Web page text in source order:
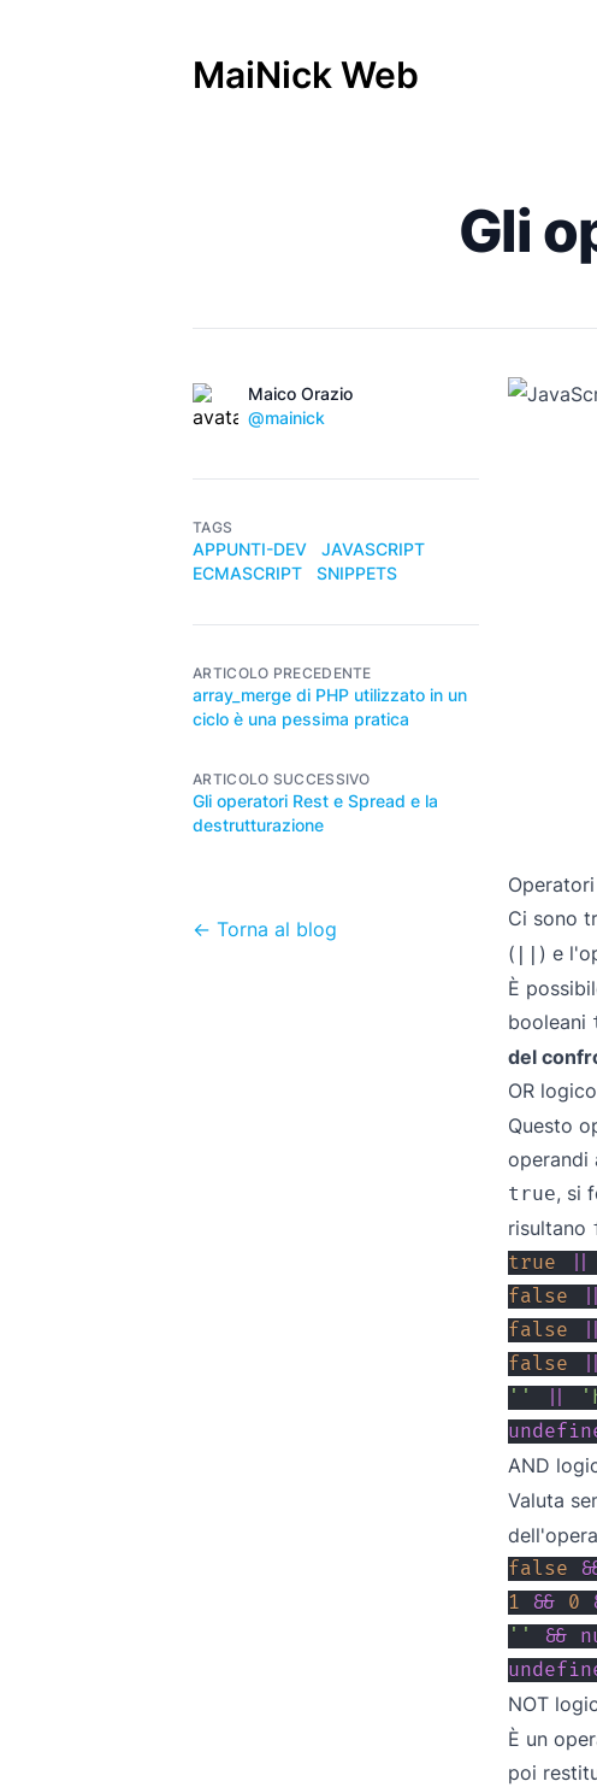
MaiNick Web
Gli
Autori Name
Maico Orazio
Twitter
@mainick
Ci sono
(
) e
È
booleani
del
OR
Questo
operandi
true, si
risultano
true
false
false
false
''
AND
Valuta
false
1
&& 0
''
&&
NOT
È un
poi
TAGS
APPUNTI-DEV
JAVASCRIPT
ECMASCRIPT
SNIPPETS
ARTICOLO PRECEDENTE
array_merge di PHP utilizzato in un
ciclo è una pessima pratica
ARTICOLO SUCCESSIVO
Gli operatori Rest e Spread e la
destrutturazione
← Torna al blog